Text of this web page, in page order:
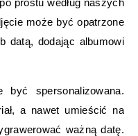
prostu według naszych
może być opatrzone
datą, dodając albumowi
być spersonalizowana.
a nawet umieścić na
ważną datę.